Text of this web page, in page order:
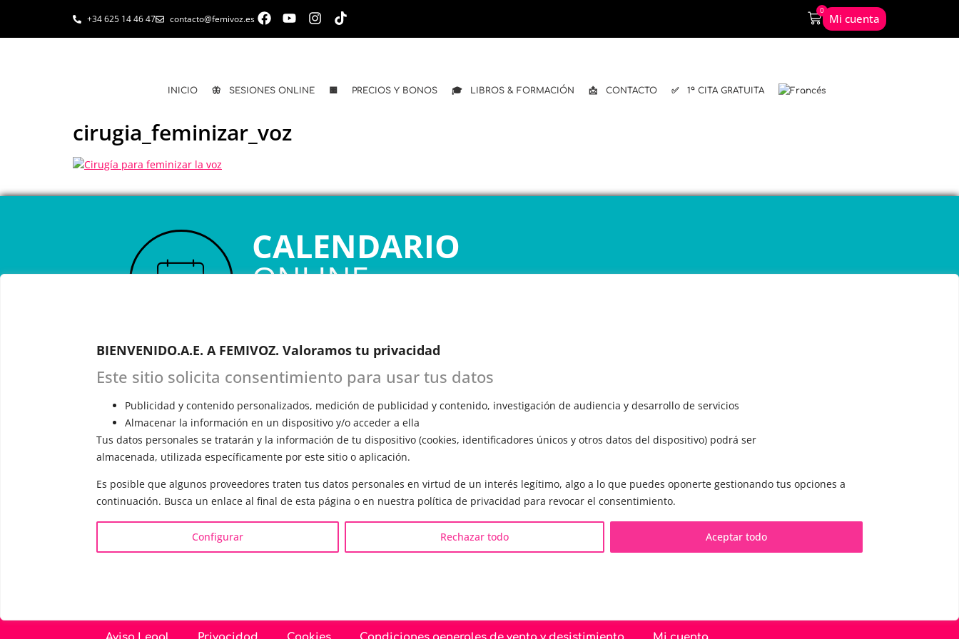
BIENVENIDO.A.E. A FEMIVOZ. Valoramos tu privacidad
Este sitio solicita consentimiento para usar tus datos
Publicidad y contenido personalizados, medición de publicidad y contenido, investigación de audiencia y desarrollo de servicios
Almacenar la información en un dispositivo y/o acceder a ella
Tus datos personales se tratarán y la información de tu dispositivo (cookies, identificadores únicos y otros datos del dispositivo) podrá ser
almacenada, utilizada específicamente por este sitio o aplicación.
Es posible que algunos proveedores traten tus datos personales en virtud de un interés legítimo, algo a lo que puedes oponerte gestionando tus opciones a
continuación. Busca un enlace al final de esta página o en nuestra política de privacidad para revocar el consentimiento.
Configurar Rechazar todo Aceptar todo
+34 625 14 46 47 contacto@femivoz.es
0
Mi cuenta
INICIO 🦋 SESIONES ONLINE 🟨 PRECIOS Y BONOS 🎓 LIBROS & FORMACIÓN 📩 CONTACTO ✅ 1ª CITA GRATUITA
cirugia_feminizar_voz
CALENDARIO
ONLINE
explicará cómo funciona el entrenamiento vocal y
responderá a todas tus preguntas.
INFORMACIÓN
¿Quién es Mariela Astudillo?
💰 Precios y Bonos
❓ Preguntas Frecuentes
VOCES LGBTQIA+ 🏳️‍🌈
▪️ Feminización de la voz
▪️ Masculinización de la voz
▪️ Dualización de la voz
▪️ Caracterización de la voz
▪️ Voz virilizada por esteroides
▪️ Modificación del acento
🟥 CIRUGÍA: Glotoplastia
✅Pide tu CITA ONLINE
Email :
contacto@femivoz.es